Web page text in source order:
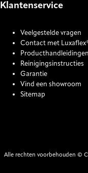
Klantenservice
Veelgestelde vragen
Contact met
Producthandleidingen
Reinigingsinstructies
Garantie
Vind een showroom
Sitemap
Alle rechten voorbehouden ©